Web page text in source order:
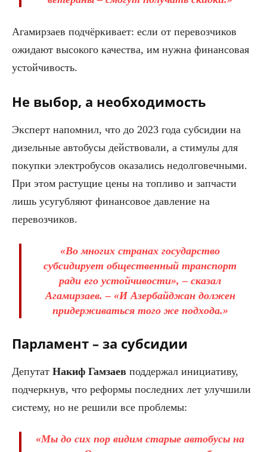
Агамирзаев подчёркивает: если от перевозчиков
ожидают высокого качества, им нужна финансовая
устойчивость.
Не выбор, а необходимость
Эксперт напомнил, что до 2023 года субсидии на
дизельные автобусы действовали, а стимулы для
покупки электробусов оказались недолговечными.
При этом растущие цены на топливо и запчасти
лишь усугубляют финансовое давление на
перевозчиков.
«Во многих странах государство
субсидирует общественный транспорт
ради его устойчивости», – сказал
Агамирзаев. – «И Азербайджан должен
придерживаться того же подхода.»
Парламент – за субсидии
Депутат Накиф Гамзаев поддержал инициативу,
подчеркнув, что реформы последних лет улучшили
систему, но не решили все проблемы:
«Мы до сих пор видим старые автобусы на